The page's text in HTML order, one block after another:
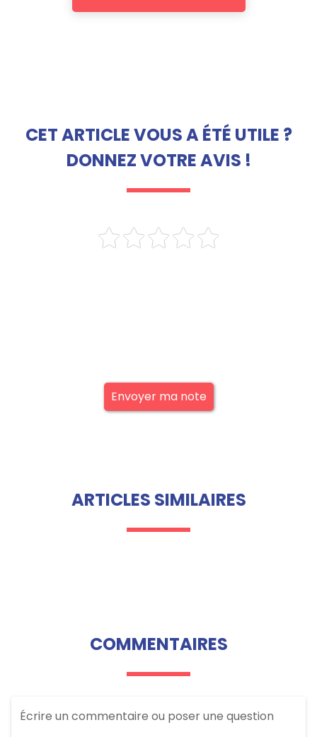
CET ARTICLE VOUS A ÉTÉ UTILE ?
DONNEZ VOTRE AVIS !
Envoyer ma note
ARTICLES SIMILAIRES
COMMENTAIRES
Écrire un commentaire ou poser une question